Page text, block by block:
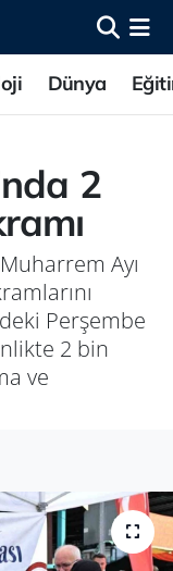
Dünya
2
Ayı
Perşembe
2 bin
ve